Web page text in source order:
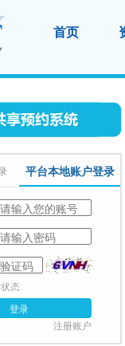
首页
平台本地账户登录
态
登录
注册账户